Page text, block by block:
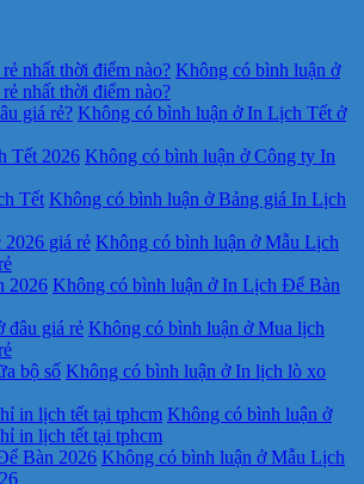
nhất thời điểm nào? Không có bình luận ở
nhất thời điểm nào?
giá rẻ? Không có bình luận ở In Lịch Tết ở
Tết 2026 Không có bình luận ở Công ty In
Tết Không có bình luận ở Bảng giá In Lịch
giá rẻ Không có bình luận ở Mẫu Lịch
2026 Không có bình luận ở In Lịch Để Bàn
đâu giá rẻ Không có bình luận ở Mua lịch
bộ số Không có bình luận ở In lịch lò xo
in lịch tết tại tphcm Không có bình luận ở
in lịch tết tại tphcm
Bàn 2026 Không có bình luận ở Mẫu Lịch